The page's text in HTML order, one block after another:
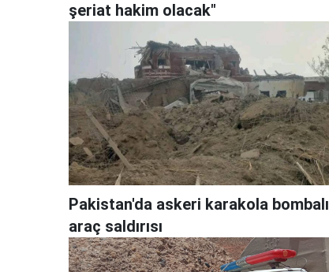
şeriat hakim olacak"
Pakistan'da askeri karakola bombalı
araç saldırısı